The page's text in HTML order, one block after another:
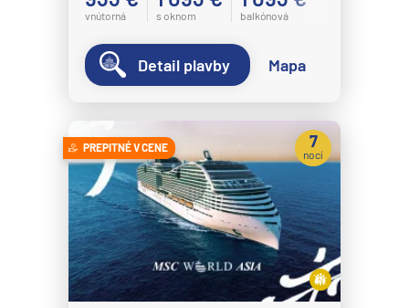
vnútorná s oknom balkónová
Detail plavby Mapa
PREPITNÉ V CENE 7
nocí